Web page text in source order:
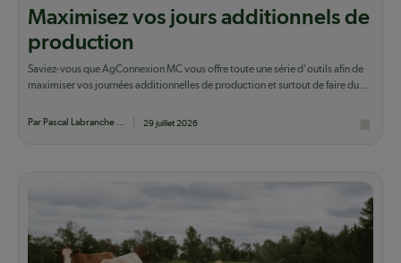
Maximisez vos jours additionnels de
production
Saviez-vous que AgConnexion MC vous offre toute une série d'outils afin de
maximiser vos journées additionnelles de production et surtout de faire du
Par Pascal Labranche ... 29 juillet 2026